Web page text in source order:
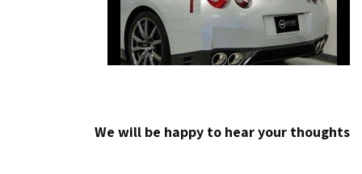
We will be happy to hear your thoughts